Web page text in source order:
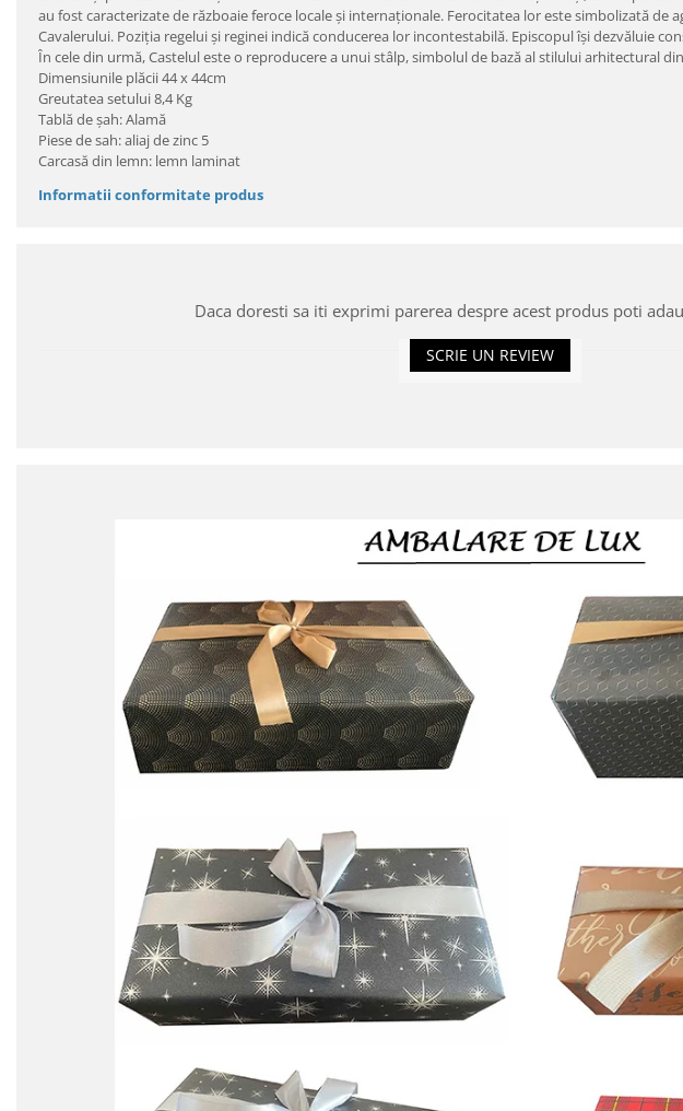
au fost caracterizate de războaie feroce locale și internaționale. Ferocitatea lor este simbolizată de
Cavalerului. Poziția regelui și reginei indică conducerea lor incontestabilă. Episcopul își dezvăluie
În cele din urmă, Castelul este o reproducere a unui stâlp, simbolul de bază al stilului arhitectural
Dimensiunile plăcii 44 x 44cm
Greutatea setului 8,4 Kg
Tablă de șah: Alamă
Piese de sah: aliaj de zinc 5
Carcasă din lemn: lemn laminat
Informatii conformitate produs
Daca doresti sa iti exprimi parerea despre acest produs poti
SCRIE UN REVIEW